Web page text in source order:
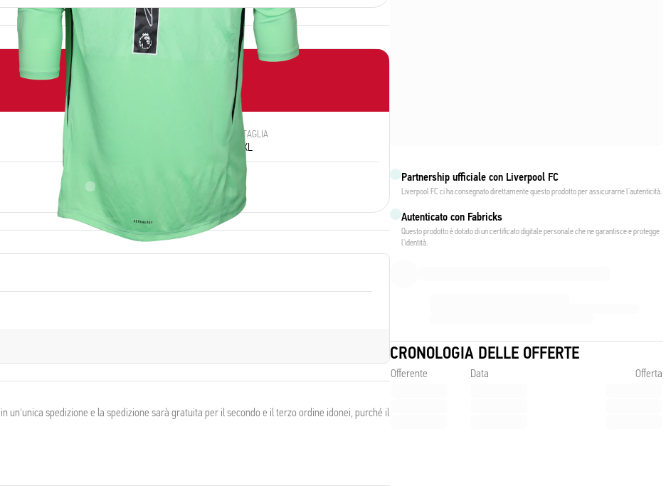
TAGLIA
XL
Novo Hamburgo
un'unica spedizione e la spedizione sarà gratuita per il secondo e il terzo ordine idonei, purché il
Partnership ufficiale con Liverpool FC
Liverpool FC ci ha consegnato direttamente questo prodotto per assicurarne l'autenticità.
Autenticato con Fabricks
Questo prodotto è dotato di un certificato digitale personale che ne garantisce e protegge
l'identità.
CRONOLOGIA DELLE OFFERTE
Offerente Data Offerta